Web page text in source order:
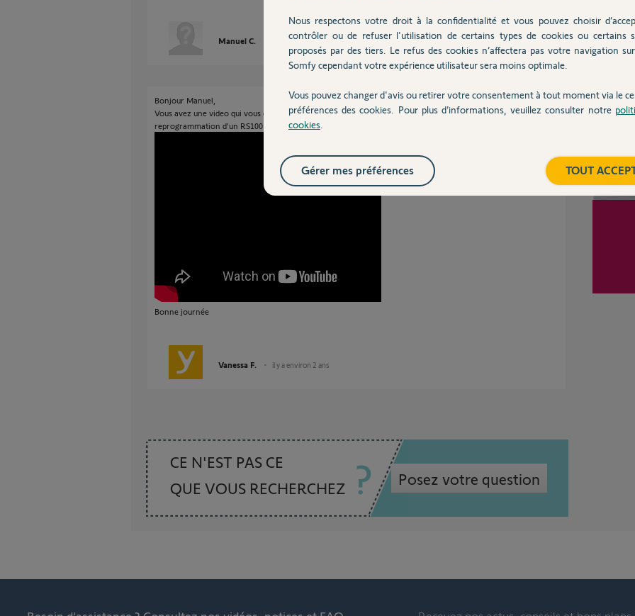
Manuel C. il y a environ 2 ans
Bonjour Manuel,
Vous avez une video qui vous explique comment faire la remise a zéro et la
reprogrammation d'un RS100 depuis un point de commande.
Bonne journée
Vanessa F. il y a environ 2 ans
CE N'EST PAS CE
QUE VOUS RECHERCHEZ
Posez votre question
Nous respectons votre droit à la confidentialité et vous pouvez choisir
contrôler ou de refuser l'utilisation de certains types de cookies ou certains
proposés par des tiers. Le refus des cookies n’affectera pas votre navigation
Somfy cependant votre expérience utilisateur sera moins optimale.
Vous pouvez changer d'avis ou retirer votre consentement à tout moment via le
préférences des cookies. Pour plus d’informations, veuillez consulter notre
cookies
TOUT
Gérer mes préférences